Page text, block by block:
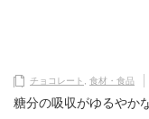
チョコレート , 食材・食品
糖分の吸収がゆるやか